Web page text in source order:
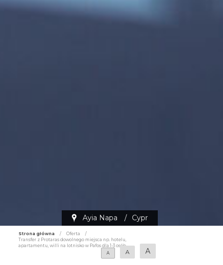
Ayia Napa / Cypr
Strona główna / Oferta
/
Transfer z Protaras dowolnego miejsca np. hotelu,
apartamentu, willi na lotnisko w Pafos dla 1-3 osób
A
A A